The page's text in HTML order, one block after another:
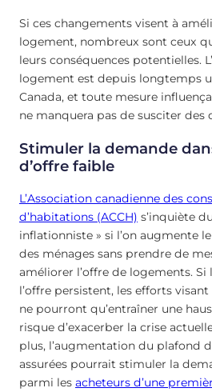
Si ces changements visent à
logement, nombreux sont ceux
leurs conséquences potentielles.
logement est depuis longtemps
Canada, et toute mesure
ne manquera pas de susciter des
Stimuler la demande
d’offre faible
L’Association canadienne des
d’habitations (ACCH) s’inquiète
inflationniste » si l’on augmente
des ménages sans prendre de
améliorer l’offre de logements. Si
l’offre persistent, les efforts
ne pourront qu’entraîner une
risque d’exacerber la crise
plus, l’augmentation du plafond
assurées pourrait stimuler la
parmi les acheteurs d’une